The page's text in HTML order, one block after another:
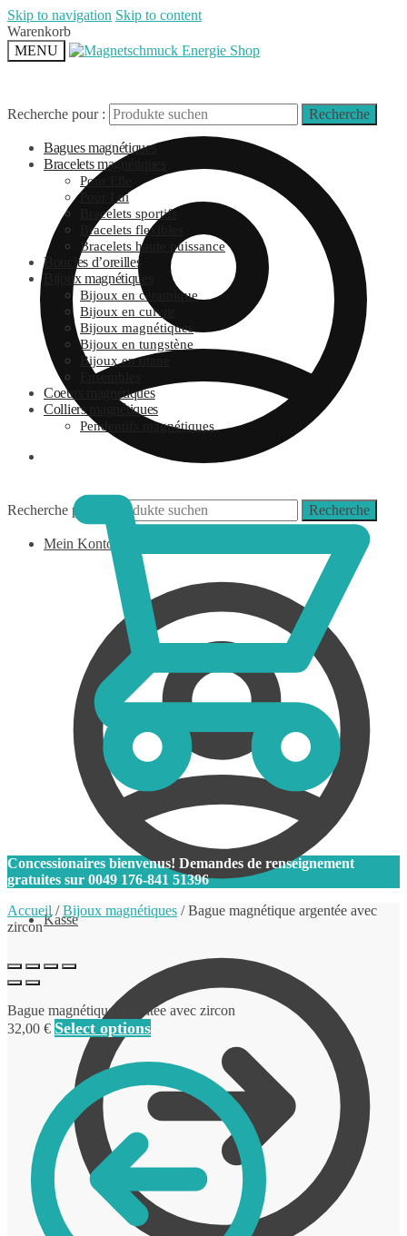
Skip to navigation Skip to content
Warenkorb
MENU
Recherche pour : Recherche
Mein Konto
Kasse
Recherche pour : Recherche
Bagues magnétiques
Bracelets magnétiques
Pour Elle
Pour Lui
Bracelets sportifs
Bracelets flexibles
Bracelets haute puissance
Boucles d’oreilles
Bijoux magnétiques
Bijoux en céramique
Bijoux en cuivre
Bijoux magnétiques
Bijoux en tungstène
Bijoux en titane
Ensembles
Coeurs magnétiques
Colliers magnétiques
Pendentifs magnétiques
Concessionaires bienvenus! Demandes de renseignement
gratuites sur 0049 176-841 51396
Accueil /Bijoux magnétiques /Bague magnétique argentée avec
zircon
Bague magnétique argentée avec zircon
32,00 € Select options